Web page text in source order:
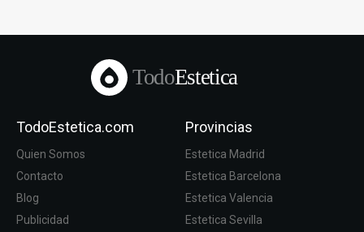
TodoEstetica
TodoEstetica.com
Quien Somos
Contacto
Blog
Publicidad
Provincias
Estetica Madrid
Estetica Barcelona
Estetica Valencia
Estetica Sevilla